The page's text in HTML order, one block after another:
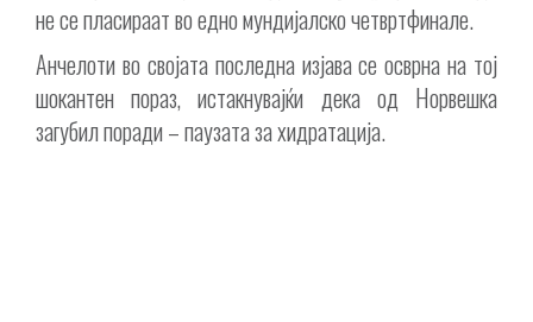
не се пласираат во едно мундијалско четвртфинале.
Анчелоти во својата последна изјава се осврна на тој
шокантен пораз, истакнувајќи дека од Норвешка
загубил поради – паузата за хидратација.